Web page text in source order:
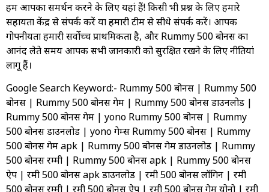
हम आपका समर्थन करने के लिए यहां हैं! किसी भी प्रश्न के लिए हमारे
सहायता केंद्र से संपर्क करें या हमारी टीम से सीधे संपर्क करें। आपकी
गोपनीयता हमारी सर्वोच्च प्राथमिकता है, और Rummy 500 बोनस का
आनंद लेते समय आपकी सभी जानकारी को सुरक्षित रखने के लिए नीतियां
लागू हैं।
Google Search Keyword:- Rummy 500 बोनस | Rummy 500
बोनस | Rummy 500 बोनस गेम | Rummy 500 बोनस डाउनलोड |
Rummy 500 बोनस गेम | yono Rummy 500 बोनस | Rummy
500 बोनस डाउनलोड | yono गेम्स Rummy 500 बोनस | Rummy
500 बोनस गेम apk | Rummy 500 बोनस गेम डाउनलोड | Rummy
500 बोनस रम्मी | Rummy 500 बोनस apk | Rummy 500 बोनस
ऐप | रमी 500 बोनस apk डाउनलोड | रमी 500 बोनस लॉगिन | रमी
500 बोनस रम्मी | रमी 500 बोनस ऐप | रमी 500 बोनस गेम योनो | रमी